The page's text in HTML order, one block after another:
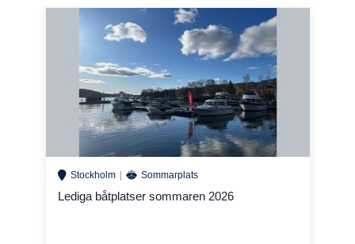
Stockholm Sommarplats
Lediga båtplatser sommaren 2026